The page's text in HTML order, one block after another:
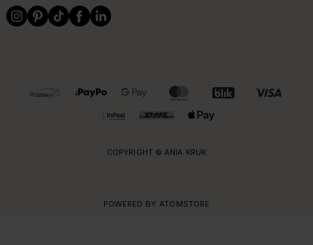
OBSŁUGIWANE FORMY PŁATNOŚCI I DOSTAWY
COPYRIGHT © ANIA KRUK
POWERED BY: ATOMSTORE